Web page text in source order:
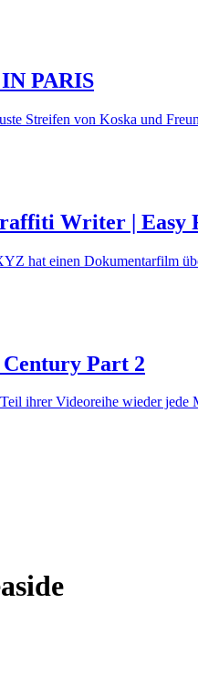
PARIS
Streifen von Koska und
Writer | Easy
hat einen Dokumentarfilm
Part 2
ihrer Videoreihe wieder jede